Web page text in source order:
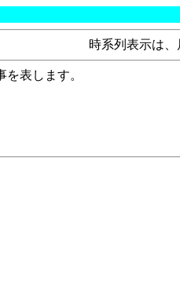
時系列表示は、
表します。